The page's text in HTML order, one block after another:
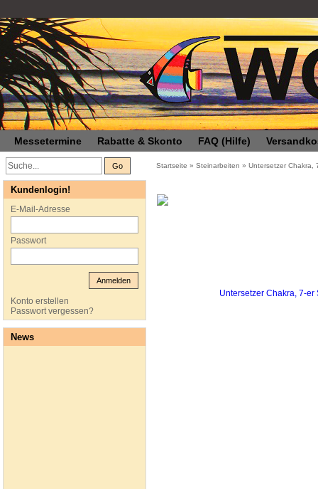
Messetermine Rabatte & Skonto FAQ (Hilfe)
Go Startseite » Steinarbeiten » Untersetzer Chakra,
Kundenlogin!
E-Mail-Adresse
Passwort
Anmelden
Konto erstellen
Passwort vergessen?
News